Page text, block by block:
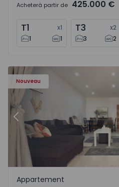
Acheterà partir de 425.000 €
T1 x1
1
1
T3 x2
3
2
Nouveau
Appartement T2 Moita, Alhos
Précédent
Alhos Vedros, Moita
Appartement